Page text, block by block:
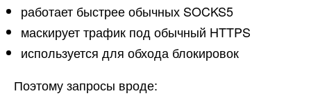
работает быстрее обычных SOCKS5
маскирует трафик под обычный HTTPS
используется для обхода блокировок
Поэтому запросы вроде: